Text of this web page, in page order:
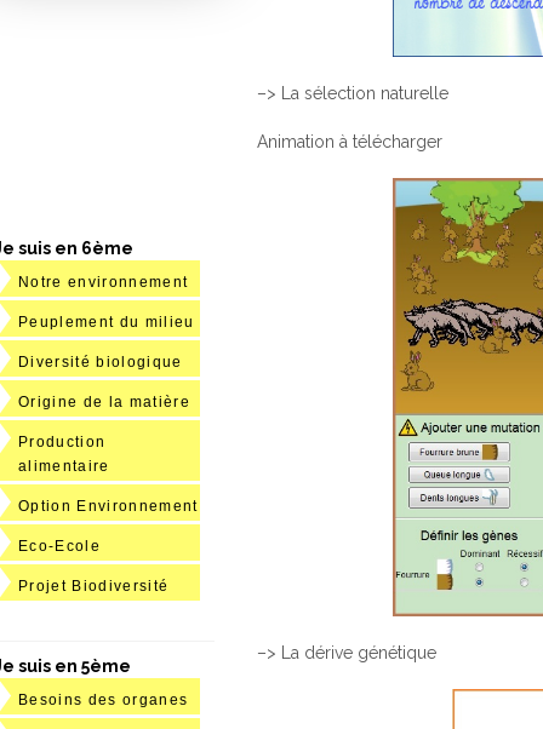
–> La sélection naturelle
Animation à télécharger
–> La dérive génétique
suis en 6ème
Notre environnement
Peuplement du milieu
Diversité biologique
Origine de la matière
Production
alimentaire
Option Environnement
Eco-Ecole
Projet Biodiversité
suis en 5ème
Besoins des organes